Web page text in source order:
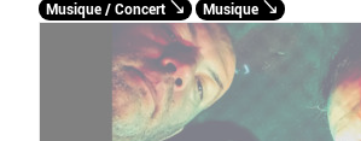
Musique / Concert Musique